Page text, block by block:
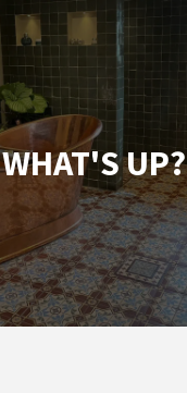
WHAT'S UP?